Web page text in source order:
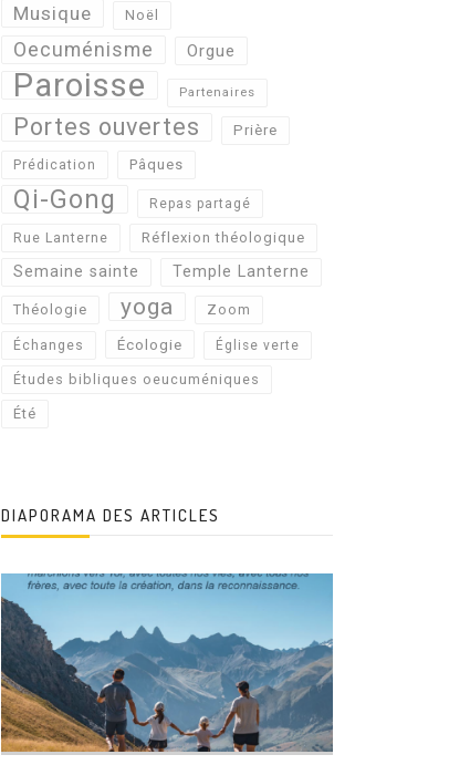
Musique Noël
Oecuménisme Orgue
Paroisse Partenaires
Portes ouvertes Prière
Prédication Pâques
Qi-Gong Repas partagé
Rue Lanterne Réflexion théologique
Semaine sainte Temple Lanterne
Théologie yoga Zoom
Échanges Écologie Église verte
Études bibliques oeucuméniques
Été
DIAPORAMA DES ARTICLES